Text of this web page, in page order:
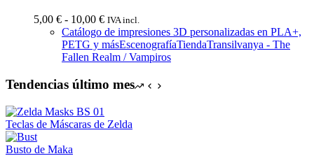
5,00 € - 10,00 €Rango
de
precios:
desde
hasta
IVA incl.
Catálogo de impresiones 3D personalizadas en PLA+,
PETG y másEscenografíaTiendaTransilvanya - The
Fallen Realm / Vampiros
Tendencias último mes
Teclas de Máscaras de Zelda
Busto de Maka